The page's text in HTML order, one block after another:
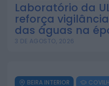
Laboratório da
reforça
das águas na
3 DE AGOSTO, 2026
BEIRA INTERIOR